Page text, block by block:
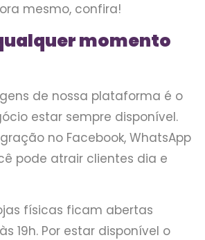
mesmo, confira!
momento
de nossa plataforma é o
estar sempre disponível.
no Facebook, WhatsApp
pode atrair clientes dia e
físicas ficam abertas
19h. Por estar disponível o